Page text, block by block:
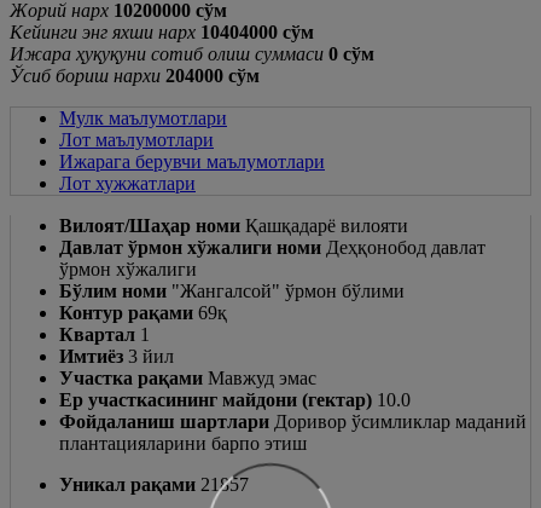
Жорий нарх 10200000 cўм
Кейинги энг яхши нарх 10404000 cўм
Ижара ҳуқуқуни сотиб олиш суммаси 0 cўм
Ўсиб бориш нархи 204000 cўм
Мулк маълумотлари
Лот маълумотлари
Ижарага берувчи маълумотлари
Лот хужжатлари
Вилоят/Шаҳар номи Қашқадарё вилояти
Давлат ўрмон хўжалиги номи Деҳқонобод давлат
ўрмон хўжалиги
Бўлим номи "Жангалсой" ўрмон бўлими
Контур рақами 69қ
Квартал 1
Имтиёз 3 йил
Участка рақами Мавжуд эмас
Ер участкасининг майдони (гектар) 10.0
Фойдаланиш шартлари Доривор ўсимликлар маданий
плантацияларини барпо этиш
Уникал рақами 21857